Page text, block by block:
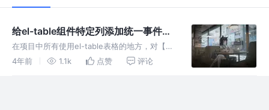
给el-table组件特定列添加统一事件及
样式
在项目中所有使用el-table表格的地方，对【项
目名称列】添加点击事件及样式【触发某个弹窗
4年前 1.1k 点赞 评论